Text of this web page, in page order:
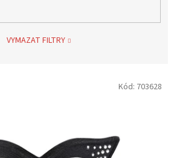
VYMAZAT FILTRY
Kód: 703628